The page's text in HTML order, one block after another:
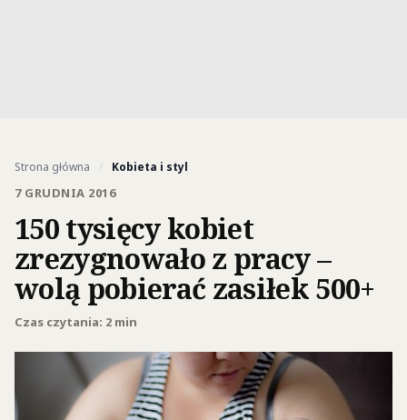
Strona główna / Kobieta i styl
7 GRUDNIA 2016
150 tysięcy kobiet
zrezygnowało z pracy –
wolą pobierać zasiłek 500+
Czas czytania: 2 min